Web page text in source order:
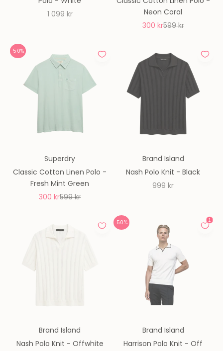
REA-pris
1 099 kr
Neon Coral
REA-pris
300 krPris
599 kr
50%
Superdry
Classic Cotton Linen Polo -
Fresh Mint Green
REA-pris
300 krPris
599 kr
Brand Island
Nash Polo Knit - Black
REA-pris
999 kr
Brand Island
Nash Polo Knit - Offwhite
50%
Brand Island
Harrison Polo Knit - Off